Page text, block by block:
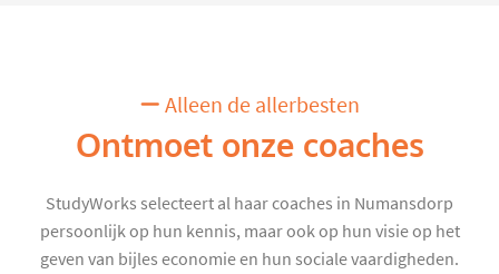
Alleen de allerbesten
Ontmoet onze coaches
StudyWorks selecteert al haar coaches in Numansdorp
persoonlijk op hun kennis, maar ook op hun visie op het
geven van bijles economie en hun sociale vaardigheden.